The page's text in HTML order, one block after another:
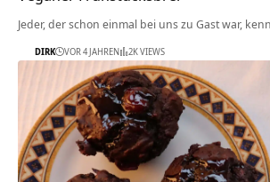
Jeder, der schon einmal bei uns zu Gast war,
DIRK VOR 4 JAHREN 2K VIEWS